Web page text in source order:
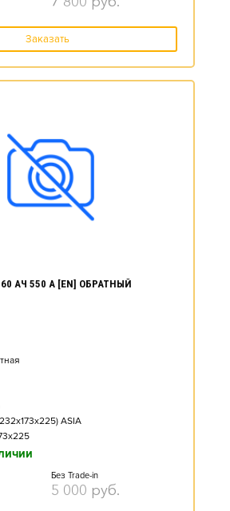
Заказать
60 АЧ 550 А [EN] ОБРАТНЫЙ
ASIA
Без Trade-in
5 000 руб.